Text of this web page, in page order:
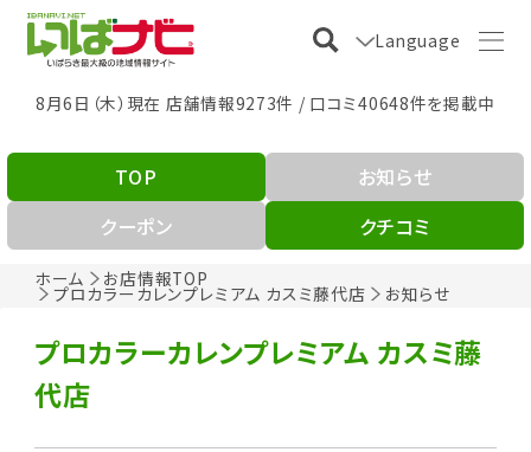
Language
8月6日（木）現在 店舗情報9273件 / 口コミ40648件を掲載中
ホーム お店情報TOP
プロカラーカレンプレミアム カスミ藤代店 お知らせ
TOP
お知らせ
クーポン
クチコミ
プロカラーカレンプレミアム カスミ藤
代店